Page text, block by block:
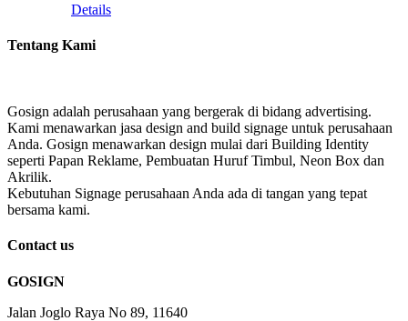
Details
Tentang Kami
Gosign adalah perusahaan yang bergerak di bidang advertising.
Kami menawarkan jasa design and build signage untuk perusahaan
Anda. Gosign menawarkan design mulai dari Building Identity
seperti Papan Reklame, Pembuatan Huruf Timbul, Neon Box dan
Akrilik.
Kebutuhan Signage perusahaan Anda ada di tangan yang tepat
bersama kami.
Contact us
GOSIGN
Jalan Joglo Raya No 89, 11640